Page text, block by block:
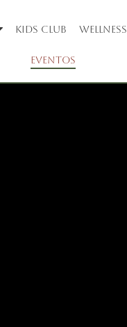
KIDS CLUB WELLNESS
EVENTOS